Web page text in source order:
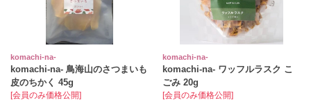
komachi‐na‐
komachi‐na‐ 鳥海山のさつまいも
皮のちかく 45g
[会員のみ価格公開]
komachi‐na‐
komachi‐na‐ ワッフルラスク こ
ごみ 20g
[会員のみ価格公開]